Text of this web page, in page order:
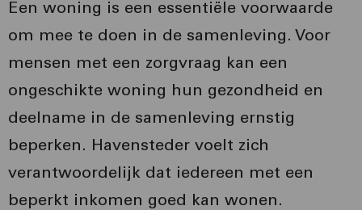
Een woning is een essentiële voorwaarde
om mee te doen in de samenleving. Voor
mensen met een zorgvraag kan een
ongeschikte woning hun gezondheid en
deelname in de samenleving ernstig
beperken. Havensteder voelt zich
verantwoordelijk dat iedereen met een
beperkt inkomen goed kan wonen.